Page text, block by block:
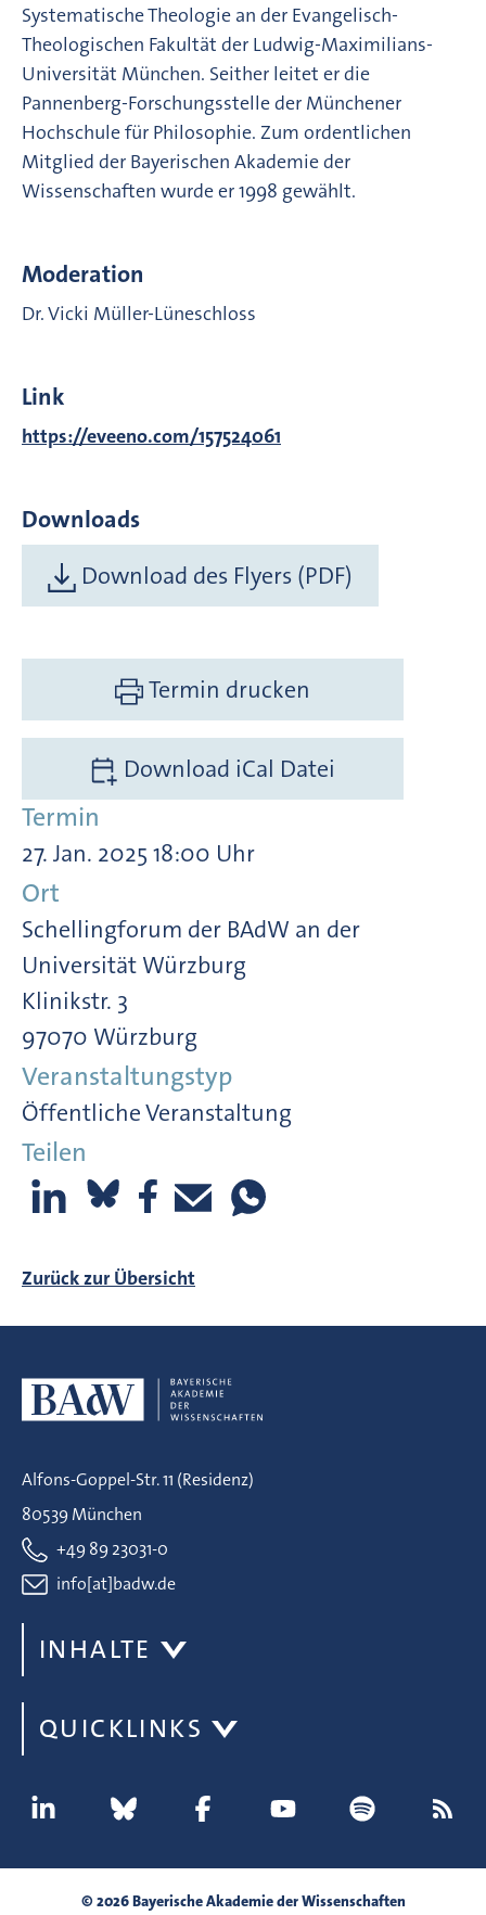
Systematische Theologie an der Evangelisch-
Theologischen Fakultät der Ludwig-Maximilians-
Universität München. Seither leitet er die
Pannenberg-Forschungsstelle der Münchener
Hochschule für Philosophie. Zum ordentlichen
Mitglied der Bayerischen Akademie der
Wissenschaften wurde er 1998 gewählt.
Moderation
Dr. Vicki Müller-Lüneschloss
Link
https://eveeno.com/157524061
Downloads
Download des Flyers (PDF)
Termin drucken
Download iCal Datei
Termin
27. Jan. 2025 18:00 Uhr
Ort
Schellingforum der BAdW an der
Universität Würzburg
Klinikstr. 3
97070 Würzburg
Veranstaltungstyp
Öffentliche Veranstaltung
Teilen
Zurück zur Übersicht
Alfons-Goppel-Str. 11 (Residenz)
80539 München
+49 89 23031-0
info[at]badw.de
INHALTE
QUICKLINKS
© 2026 Bayerische Akademie der Wissenschaften